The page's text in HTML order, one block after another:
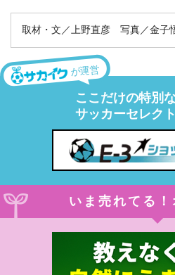
取材・文／上野直彦 写真／金子
が運営
ここだけの特別
サッカーセレク
いま売れてる